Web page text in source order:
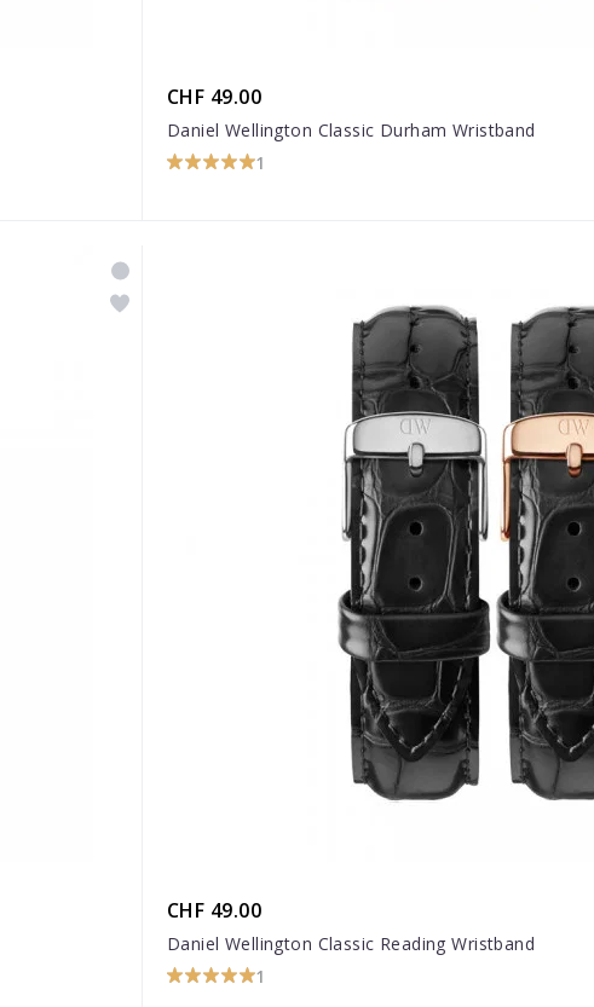
CHF 49.00
Daniel Wellington Classic Durham Wristband
1
CHF 49.00
Daniel Wellington Classic Reading Wristband
1